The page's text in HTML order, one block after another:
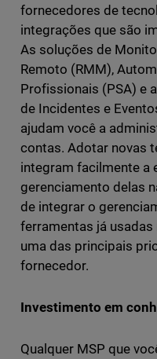
fornecedores de
integrações que são
As soluções de
Remoto (RMM),
Profissionais (PSA) e
de Incidentes e
ajudam você a
contas. Adotar novas
integram facilmente a
gerenciamento delas
de integrar o
ferramentas já usadas
uma das principais
fornecedor.
Investimento em
Qualquer MSP que